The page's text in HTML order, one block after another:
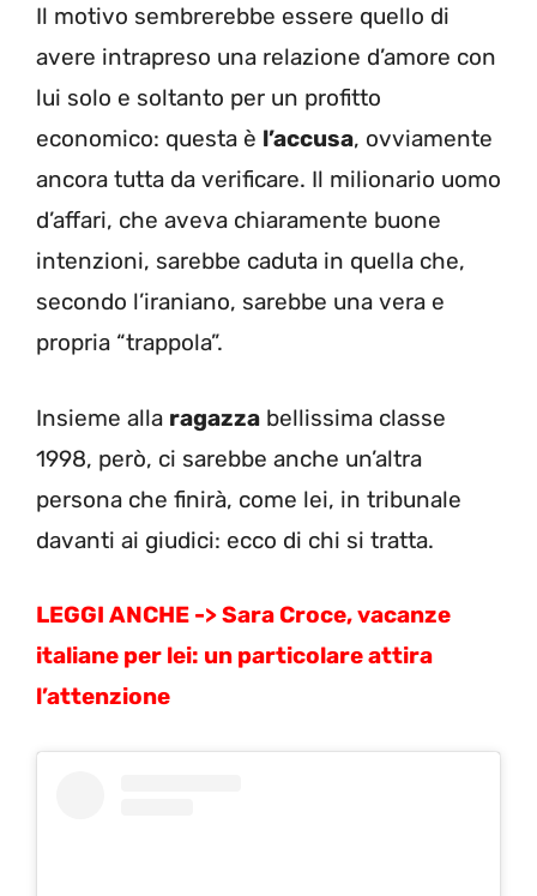
Il motivo sembrerebbe essere quello di
avere intrapreso una relazione d’amore con
lui solo e soltanto per un profitto
economico: questa è l’accusa, ovviamente
ancora tutta da verificare. Il milionario uomo
d’affari, che aveva chiaramente buone
intenzioni, sarebbe caduta in quella che,
secondo l’iraniano, sarebbe una vera e
propria “trappola”.
Insieme alla ragazza bellissima classe
1998, però, ci sarebbe anche un’altra
persona che finirà, come lei, in tribunale
davanti ai giudici: ecco di chi si tratta.
LEGGI ANCHE ->Sara Croce,vacanze
italiane per lei: un particolare attira
l’attenzione